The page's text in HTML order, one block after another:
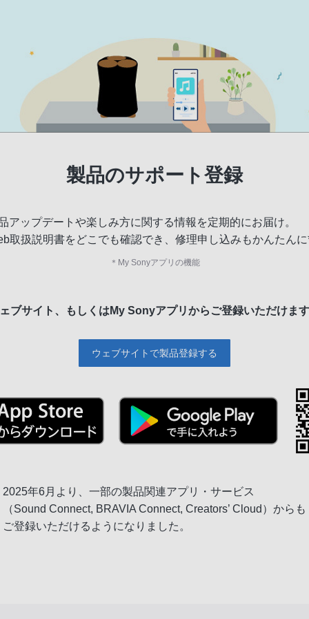
製品のサポート登録
アップデートや楽しみ方に関する情報を定期的にお届け。
取扱説明書をどこでも確認でき、修理申し込みもかんたん
＊ My Sonyアプリの機能
ブサイト、もしくは My Sonyアプリからご登録いただけま
ウェブサイトで製品登録する
2025年6月より、一部の製品関連アプリ・サービス
（Sound Connect, BRAVIA Connect, Creators’ Cloud）からも
ご登録いただけるようになりました。